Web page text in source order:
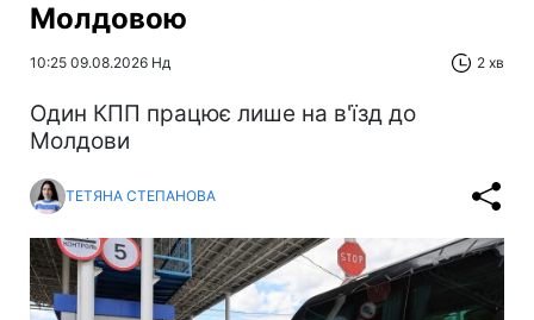
Молдовою
10:25 09.08.2026 Нд 2 хв
Один КПП працює лише на в'їзд до
Молдови
ТЕТЯНА СТЕПАНОВА